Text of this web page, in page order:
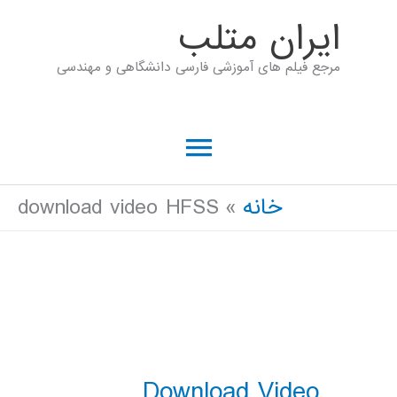
ايران متلب
مرجع فیلم های آموزشی فارسی دانشگاهی و مهندسی
فهرست
اصلی
خانه download video HFSS